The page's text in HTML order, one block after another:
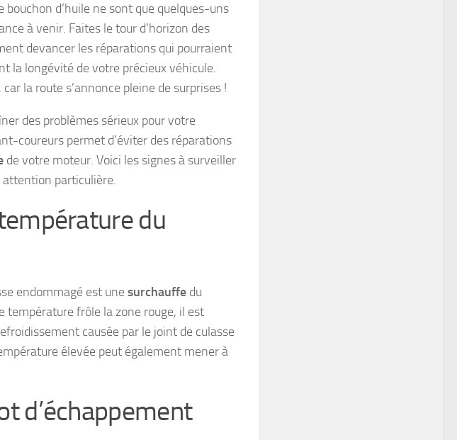
d’huile ne sont que quelques-uns
à venir. Faites le tour d’horizon des
devancer les réparations qui pourraient
la longévité de votre précieux véhicule.
la route s’annonce pleine de surprises !
des problèmes sérieux pour votre
coureurs permet d’éviter des réparations
de votre moteur. Voici les signes à surveiller
attention particulière.
du
endommagé est unesurchauffe du
température frôle la zone rouge, il est
causée par le joint de culasse
élevée peut également mener à
d’échappement